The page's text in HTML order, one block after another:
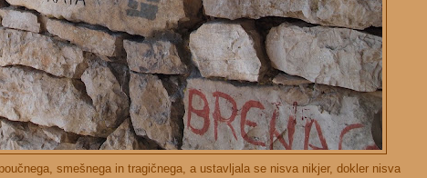
smešnega in tragičnega, a ustavljala se nisva nikjer, dokler nisva